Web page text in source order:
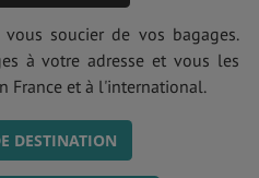
vous soucier de vos bagages.
à votre adresse et vous les
France et à l'international.
DESTINATION